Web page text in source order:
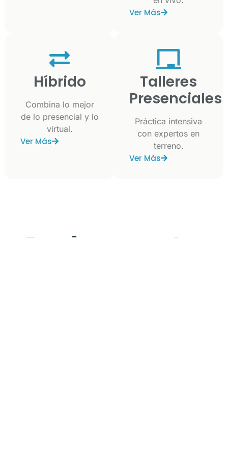
Ver Más
Híbrido
Combina lo mejor
de lo presencial y lo
virtual.
Ver Más
Talleres
Presenciales
Práctica intensiva
con expertos en
terreno.
Ver Más